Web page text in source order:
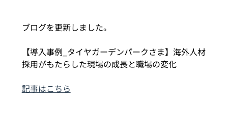
ブログを更新しました。
【導入事例_タイヤガーデンパークさま】海外人材
採用がもたらした現場の成長と職場の変化
記事はこちら